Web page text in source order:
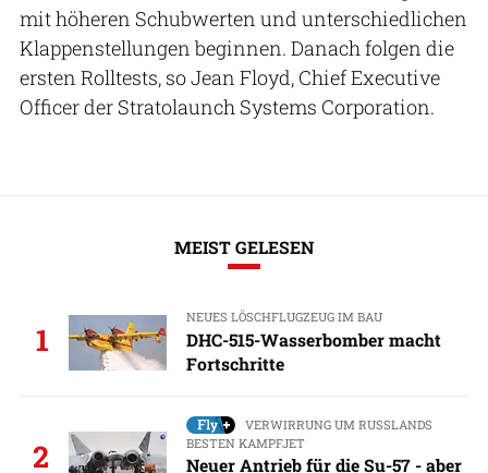
mit höheren Schubwerten und unterschiedlichen
Klappenstellungen beginnen. Danach folgen die
ersten Rolltests, so Jean Floyd, Chief Executive
Officer der Stratolaunch Systems Corporation.
MEIST GELESEN
1
NEUES LÖSCHFLUGZEUG IM BAU
DHC-515-Wasserbomber macht
Fortschritte
2
VERWIRRUNG UM RUSSLANDS
BESTEN KAMPFJET
Neuer Antrieb für die Su-57 - aber